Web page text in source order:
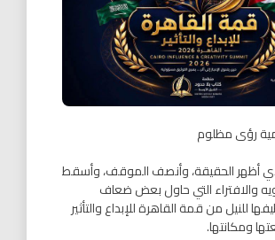
رؤى مظلوم
أظهر الحقيقة، وأنصف الموقف، وأسقط
والافتراء التي حاول بعض ضعاف
للنيل من قمة القاهرة للإبداع والتأثير